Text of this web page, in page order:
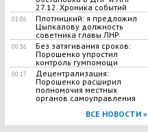
27.12. Хроника событий
01:06
Плотницкий: я предложил
Цыпкалову должность
советника главы ЛНР
00:36
Без затягивания сроков:
Порошенко упростил
контроль гумпомощи
00:17
Децентрализация:
Порошенко расширил
полномочия местных
органов самоуправления
ВСЕ НОВОСТИ »